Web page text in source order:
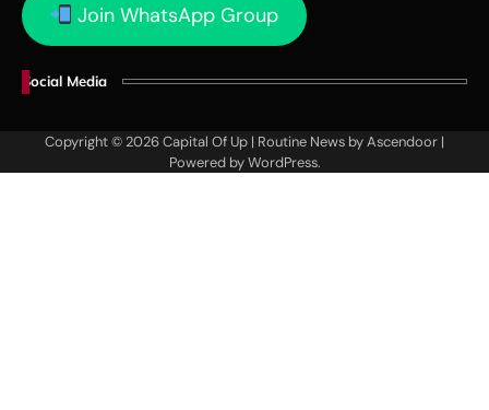
Join WhatsApp Group
Social Media
Copyright © 2026Capital Of Up | Routine News byAscendoor |
Powered byWordPress.